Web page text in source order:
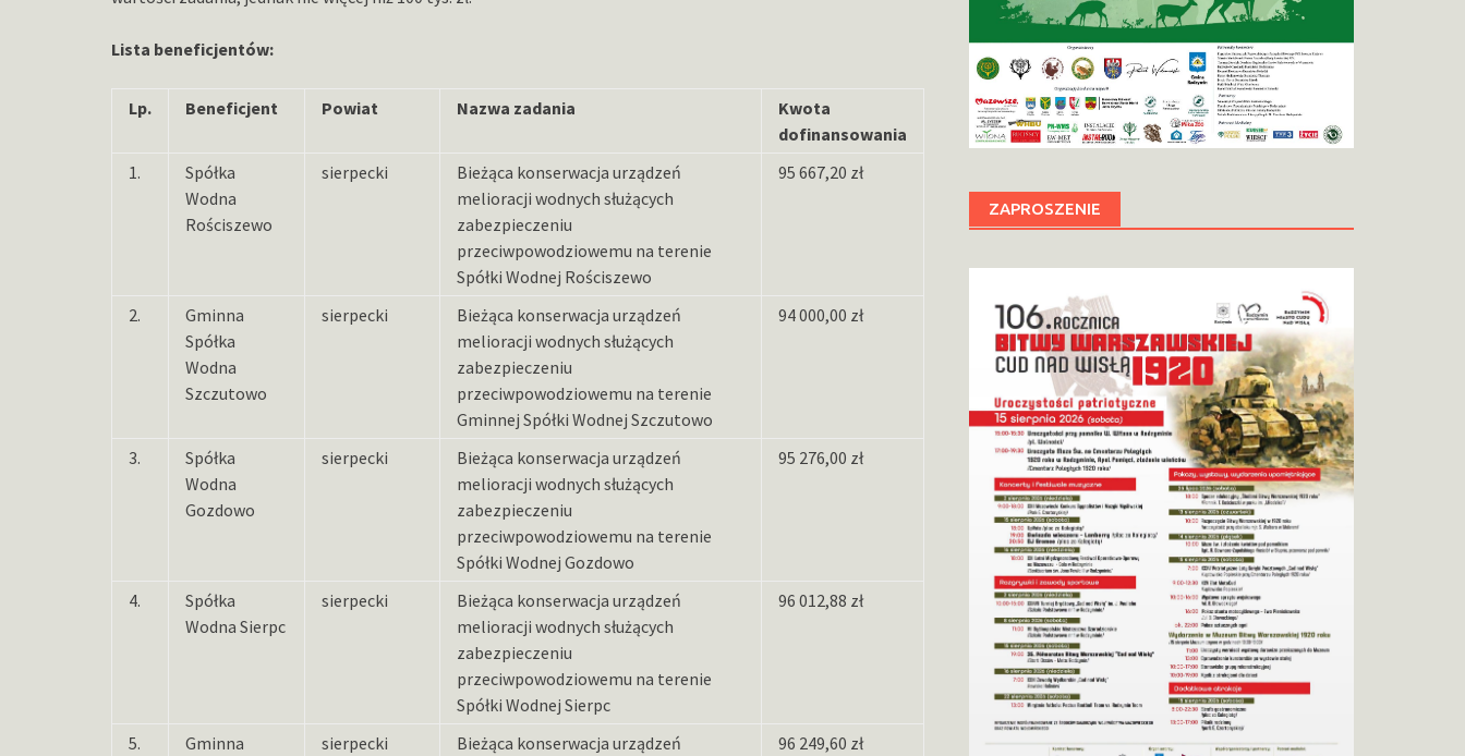
Lista beneficjentów:
Lp. Beneficjent Powiat Nazwa zadania
Kwota
dofinansowania
1.
Spółka
Wodna
Rościszewo
sierpecki
Bieżąca konserwacja urządzeń
melioracji wodnych służących
zabezpieczeniu
przeciwpowodziowemu na terenie
Spółki Wodnej Rościszewo
95 667,20 zł
2.
Gminna
Spółka
Wodna
Szczutowo
sierpecki
Bieżąca konserwacja urządzeń
melioracji wodnych służących
zabezpieczeniu
przeciwpowodziowemu na terenie
Gminnej Spółki Wodnej Szczutowo
94 000,00 zł
3.
Spółka
Wodna
Gozdowo
sierpecki
Bieżąca konserwacja urządzeń
melioracji wodnych służących
zabezpieczeniu
przeciwpowodziowemu na terenie
Spółki Wodnej Gozdowo
95 276,00 zł
4.
Spółka
Wodna Sierpc
sierpecki
Bieżąca konserwacja urządzeń
melioracji wodnych służących
zabezpieczeniu
przeciwpowodziowemu na terenie
Spółki Wodnej Sierpc
96 012,88 zł
5.
Gminna
sierpecki
Bieżąca konserwacja urządzeń
96 249,60 zł
ZAPROSZENIE